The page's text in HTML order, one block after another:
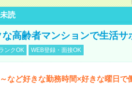
未読
高齢者マンションで生活サ
ンクOK WEB登録・面接OK
など好きな勤務時間×好きな曜日で